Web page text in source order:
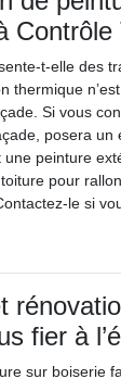
Contrôle
t-elle des
thermique
Si vous
posera
une peinture
pour
le si
fier à
sur boiserie